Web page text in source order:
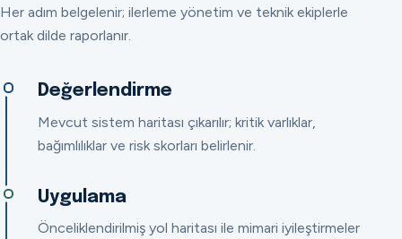
Her adım belgelenir; ilerleme yönetim ve teknik ekiplerle
ortak dilde raporlanır.
Değerlendirme
Mevcut sistem haritası çıkarılır; kritik varlıklar,
bağımlılıklar ve risk skorları belirlenir.
Uygulama
Önceliklendirilmiş yol haritası ile mimari iyileştirmeler